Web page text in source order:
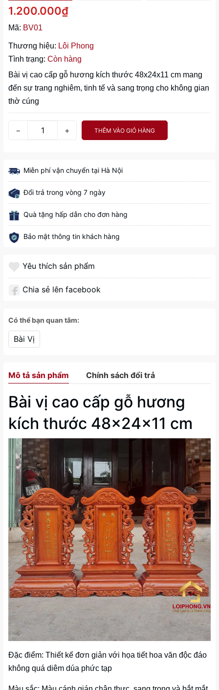
1.200.000₫
Mã: BV01
Thương hiệu: Lôi Phong
Tình trạng: Còn hàng
Bài vị cao cấp gỗ hương kích thước 48x24x11 cm mang
đến sự trang nghiêm, tinh tế và sang trọng cho không gian
thờ cúng
− + THÊM VÀO GIỎ HÀNG
Miễn phí vận chuyển tại Hà Nội
Đổi trả trong vòng 7 ngày
Quà tặng hấp dẫn cho đơn hàng
Bảo mật thông tin khách hàng
Yêu thích sản phẩm
Chia sẻ lên facebook
Có thể bạn quan tâm:
Bài Vị
Mô tả sản phẩm Chính sách đổi trả
Bài vị cao cấp gỗ hương
kích thước 48x24x11 cm
Đặc điểm: Thiết kế đơn giản với họa tiết hoa văn độc đáo
không quá diêm dúa phức tạp